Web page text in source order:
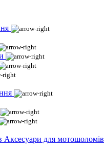
Аксесуари для мотошоломів